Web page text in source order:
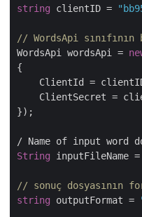
string clientID =
// WordsApi
WordsApi wordsApi =
{
ClientId =
ClientSecret =
});
String inputFileName =
// sonuç dosyasının
string outputFormat =